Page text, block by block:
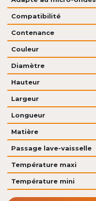
Compatibilité
Contenance
Couleur
Diamètre
Hauteur
Largeur
Longueur
Matière
Passage lave-vaisselle
Température maxi
Température mini